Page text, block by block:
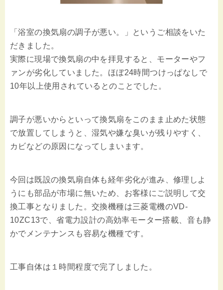
「浴室の換気扇の調子が悪い。」というご相談をいた
だきました。
実際に現場で換気扇の中を拝見すると、モーターやフ
ァンが劣化していました。ほぼ24時間つけっぱなしで
10年以上使用されているとのことでした。
調子が悪いからといって換気扇をこのまま止めた状態
で放置してしまうと、湿気や嫌な臭いが残りやすく、
カビなどの原因になってしまいます。
今回は既設の換気扇自体も経年劣化が進み、修理しよ
うにも部品が市場に無いため、お客様にご説明して交
換工事となりました。交換機種は三菱電機のVD-
10ZC13で、省電力設計の高効率モーター搭載、音も静
かでメンテナンスも容易な機種です。
工事自体は１時間程度で完了しました。